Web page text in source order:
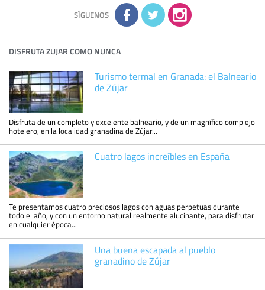
adicional y detallada sobre cómo tratamos sus datos en la
política de privacidad
SÍGUENOS
DISFRUTA ZUJAR COMO NUNCA
Turismo termal en Granada: el Balneario
de Zújar
Disfruta de un completo y excelente balneario, y de un magnífico complejo
hotelero, en la localidad granadina de Zújar...
Cuatro lagos increíbles en España
Te presentamos cuatro preciosos lagos con aguas perpetuas durante
todo el año, y con un entorno natural realmente alucinante, para disfrutar
en cualquier época...
Una buena escapada al pueblo
granadino de Zújar